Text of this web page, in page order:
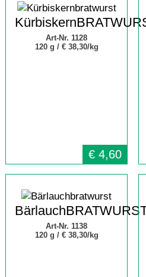
Art-Nr. 1128
120 g / € 38,30/kg
€ 4,60
Art-Nr. 1138
120 g / € 38,30/kg